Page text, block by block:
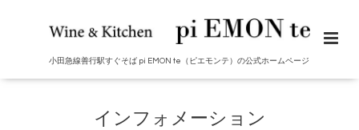
小田急線善行駅すぐそば pi EMON te（ピエモンテ）の公式ホームページ
インフォメーション